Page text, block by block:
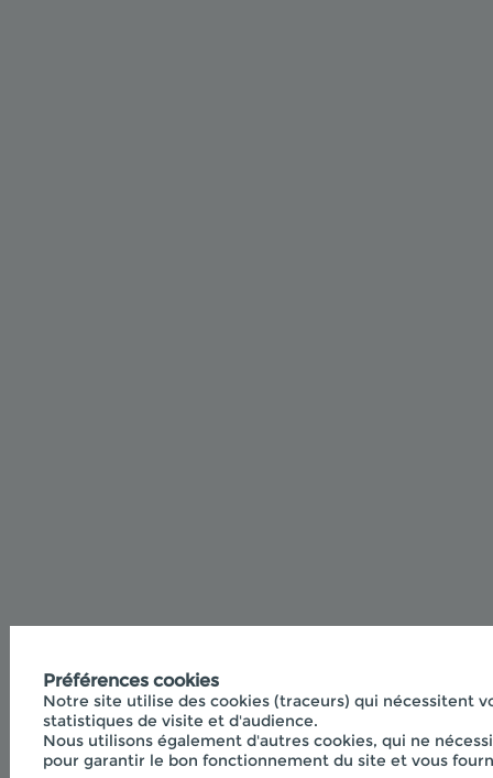
Préférences cookies
Notre site utilise des cookies (traceurs) qui nécessitent
statistiques de visite et d'audience.
Nous utilisons également d'autres cookies, qui ne
pour garantir le bon fonctionnement du site et vous